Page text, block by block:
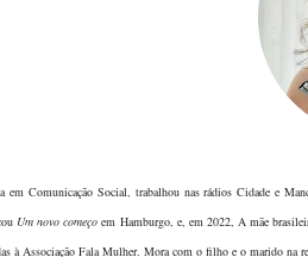
em Comunicação Social, trabalhou nas rádios Cidade e
Um novo começo em Hamburgo, e, em 2022, A mãe
à Associação Fala Mulher. Mora com o filho e o marido na